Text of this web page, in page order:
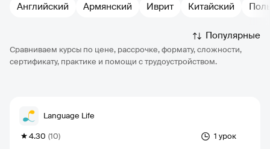
Английский Армянский Иврит Китайский
Популярные
Сравниваем курсы по цене, рассрочке, формату, сложности,
сертификату, практике и помощи с трудоустройством.
1 урок
4.30 (10)
Language Life